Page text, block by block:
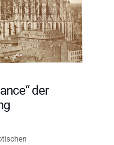
der